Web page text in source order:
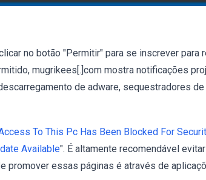
no botão "Permitir" para se inscrever para
mugrikees[.]com mostra notificações
de adware, sequestradores de
To This Pc Has Been Blocked For
Available". É altamente recomendável
promover essas páginas é através de